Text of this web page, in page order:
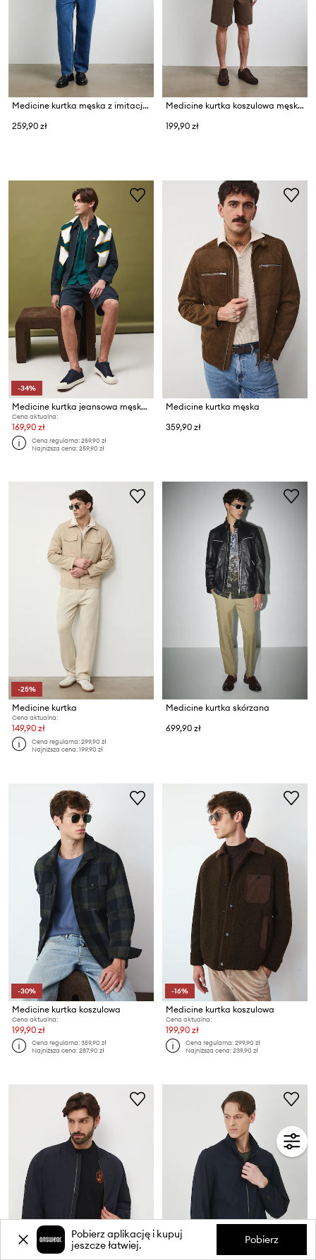
Medicine kurtka męska z imitacji zamszu
259,90 zł
Medicine kurtka koszulowa męska bawełniana
199,90 zł
-34%
Medicine kurtka jeansowa męska bawełniana
Cena aktualna:
169,90 zł
Cena regularna:259,90 zł
Najniższa cena:259,90 zł
Medicine kurtka męska
359,90 zł
-25%
Medicine kurtka
Cena aktualna:
149,90 zł
Cena regularna:299,90 zł
Najniższa cena:199,90 zł
Medicine kurtka skórzana
699,90 zł
-30%
Medicine kurtka koszulowa
Cena aktualna:
199,90 zł
Cena regularna:359,90 zł
Najniższa cena:287,90 zł
-16%
Medicine kurtka koszulowa
Cena aktualna:
199,90 zł
Cena regularna:299,90 zł
Najniższa cena:239,90 zł
Pobierz aplikację i kupuj
jeszcze łatwiej.
Pobierz